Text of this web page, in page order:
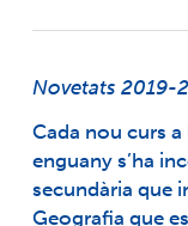
Novetats 2019-
Cada nou curs a
enguany s’ha
secundària que
Geografia que